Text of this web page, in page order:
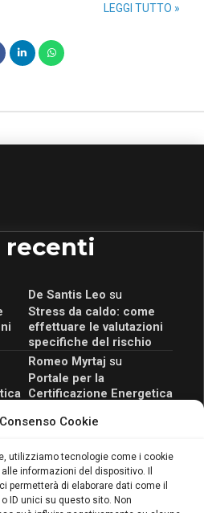
Cookie
utilizziamo tecnologie come i cookie
informazioni del dispositivo. Il
permetterà di elaborare dati come il
ID unici su questo sito. Non
LEGGI TUTTO »
recenti
De Santis Leo su
Stress da caldo: come
effettuare le valutazioni
specifiche del rischio
Romeo Myrtaj su
Portale per la
Certificazione Energetica
scopri il Corso Blumatica